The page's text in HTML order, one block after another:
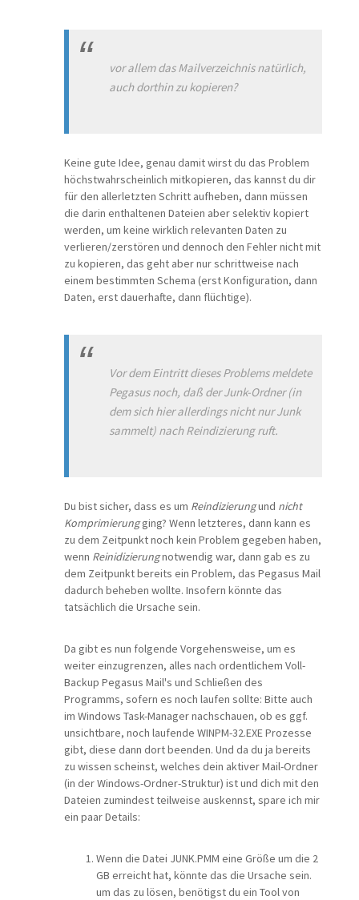
vor allem das Mailverzeichnis natürlich,
auch dorthin zu kopieren?
Keine gute Idee, genau damit wirst du das Problem
höchstwahrscheinlich mitkopieren, das kannst du dir
für den allerletzten Schritt aufheben, dann müssen
die darin enthaltenen Dateien aber selektiv kopiert
werden, um keine wirklich relevanten Daten zu
verlieren/zerstören und dennoch den Fehler nicht mit
zu kopieren, das geht aber nur schrittweise nach
einem bestimmten Schema (erst Konfiguration, dann
Daten, erst dauerhafte, dann flüchtige).
Vor dem Eintritt dieses Problems meldete
Pegasus noch, daß der Junk-Ordner (in
dem sich hier allerdings nicht nur Junk
sammelt) nach Reindizierung ruft.
Du bist sicher, dass es um Reindizierungund nicht
Komprimierungging? Wenn letzteres, dann kann es
zu dem Zeitpunkt noch kein Problem gegeben haben,
wenn Reinidizierungnotwendig war, dann gab es zu
dem Zeitpunkt bereits ein Problem, das Pegasus Mail
dadurch beheben wollte. Insofern könnte das
tatsächlich die Ursache sein.
Da gibt es nun folgende Vorgehensweise, um es
weiter einzugrenzen, alles nach ordentlichem Voll-
Backup Pegasus Mail's und Schließen des
Programms, sofern es noch laufen sollte: Bitte auch
im Windows Task-Manager nachschauen, ob es ggf.
unsichtbare, noch laufende WINPM-32.EXE Prozesse
gibt, diese dann dort beenden. Und da du ja bereits
zu wissen scheinst, welches dein aktiver Mail-Ordner
(in der Windows-Ordner-Struktur) ist und dich mit den
Dateien zumindest teilweise auskennst, spare ich mir
ein paar Details:
Wenn die Datei JUNK.PMM eine Größe um die 2
GB erreicht hat, könnte das die Ursache sein.
um das zu lösen, benötigst du ein Tool von